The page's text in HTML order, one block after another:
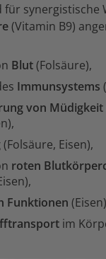
für synergistische
(Vitamin B9)
Blut(Folsäure),
Immunsystems
von Müdigkeit
(Folsäure, Eisen),
roten
Funktionen
im